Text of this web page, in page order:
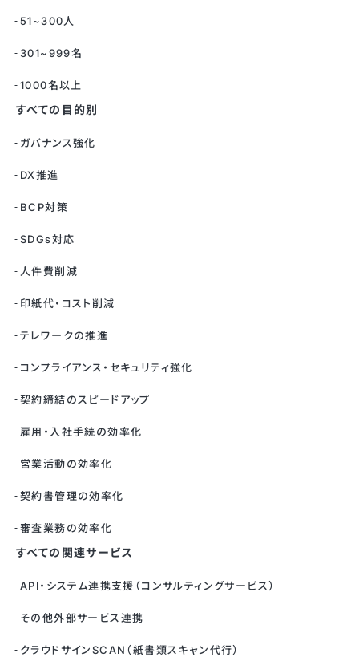
51~300人
301~999名
1000名以上
すべての目的別
ガバナンス強化
DX推進
BCP対策
SDGs対応
人件費削減
印紙代・コスト削減
テレワークの推進
コンプライアンス・セキュリティ強化
契約締結のスピードアップ
雇用・入社手続の効率化
営業活動の効率化
契約書管理の効率化
審査業務の効率化
すべての関連サービス
API・システム連携支援（コンサルティングサービス）
その他外部サービス連携
クラウドサインSCAN（紙書類スキャン代行）